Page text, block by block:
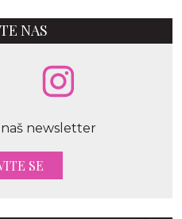
NAS
naš newsletter
SE